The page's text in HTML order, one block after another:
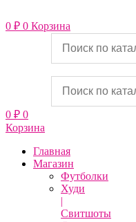
к
содержимому
0 ₽ 0 Корзина
0 ₽ 0
Корзина
Главная
Магазин
Футболки
Худи
|
Свитшоты